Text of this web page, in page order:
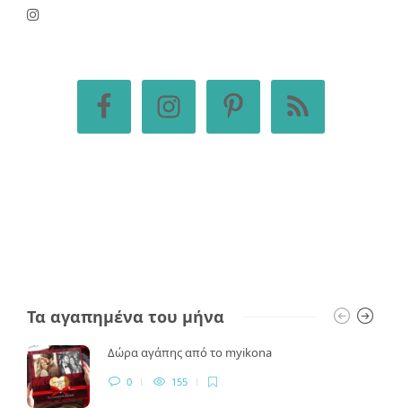
Τα αγαπημένα του μήνα
Δώρα αγάπης από το myikona
0 155